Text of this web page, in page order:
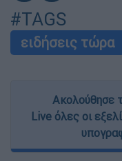
#TAGS
ειδήσεις τώρα
Ακολούθησε
Live όλες οι